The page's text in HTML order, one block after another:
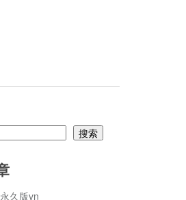
搜索
久版vn